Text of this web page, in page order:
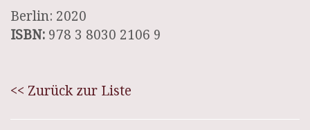
Berlin: 2020
ISBN: 978 3 8030 2106 9
<< Zurück zur Liste